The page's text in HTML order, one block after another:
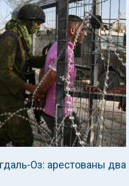
Оз: арестованы два